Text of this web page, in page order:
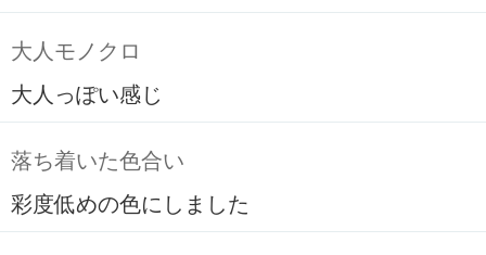
大人モノクロ
大人っぽい感じ
落ち着いた色合い
彩度低めの色にしました